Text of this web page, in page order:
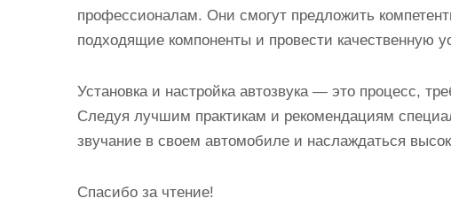
профессионалам. Они смогут предложить
подходящие компоненты и провести качественную
Установка и настройка автозвука — это процесс,
Следуя лучшим практикам и рекомендациям
звучание в своем автомобиле и наслаждаться
Спасибо за чтение!